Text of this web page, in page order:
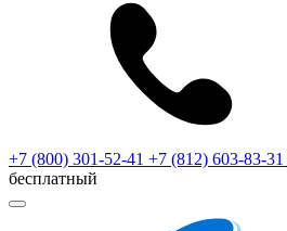
+7 (800) 301-52-41 +7 (812) 603-83-31
бесплатный